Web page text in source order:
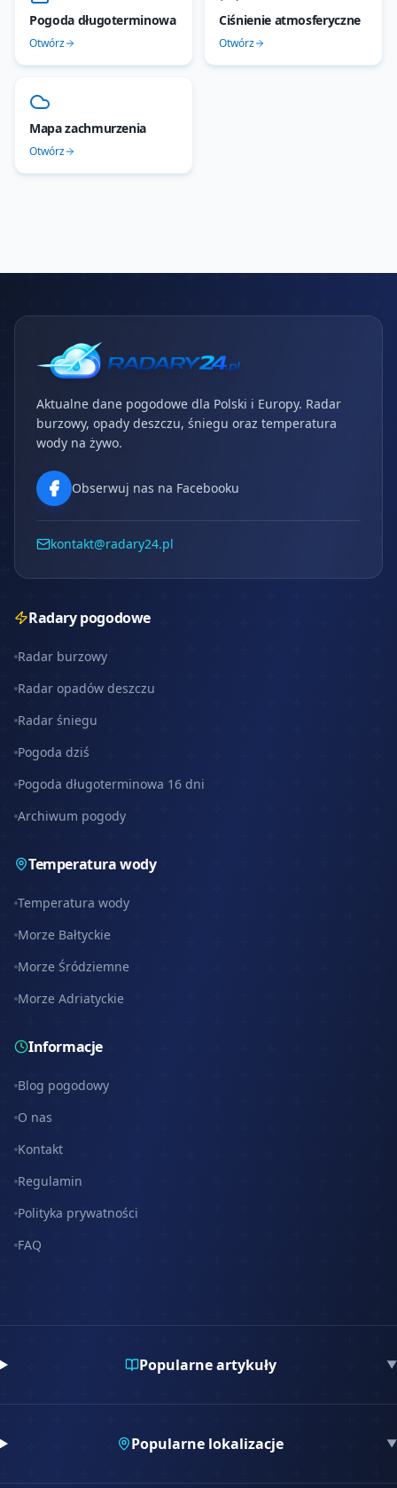
Pogoda długoterminowa
Otwórz
Ciśnienie atmosferyczne
Otwórz
Mapa zachmurzenia
Otwórz
Aktualne dane pogodowe dla Polski i Europy. Radar
burzowy, opady deszczu, śniegu oraz temperatura
wody na żywo.
Obserwuj nas na Facebooku
kontakt@radary24.pl
Radary pogodowe
Radar burzowy
Radar opadów deszczu
Radar śniegu
Pogoda dziś
Pogoda długoterminowa 16 dni
Archiwum pogody
Temperatura wody
Temperatura wody
Morze Bałtyckie
Morze Śródziemne
Morze Adriatyckie
Informacje
Blog pogodowy
O nas
Kontakt
Regulamin
Polityka prywatności
FAQ
Popularne artykuły ▼
Popularne lokalizacje ▼